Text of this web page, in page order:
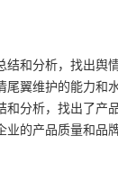
和分析，找出舆
翼维护的能力和
分析，找出了产
的产品质量和品牌